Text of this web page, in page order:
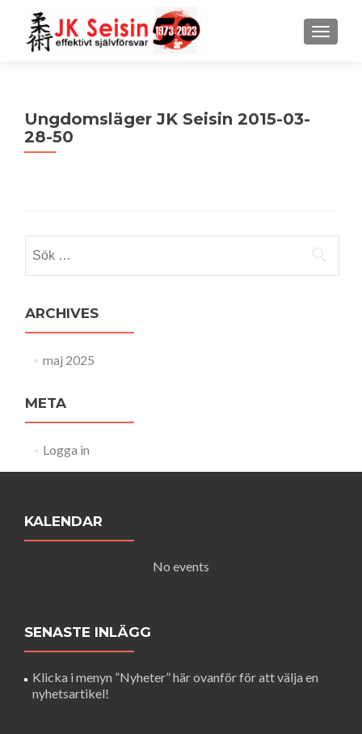
MENU
Ungdomsläger JK Seisin 2015-03-
28-50
efter:
ARCHIVES
maj 2025
META
Logga in
KALENDAR
No events
SENASTE INLÄGG
Klicka i menyn ”Nyheter” här ovanför för att välja en
nyhetsartikel!